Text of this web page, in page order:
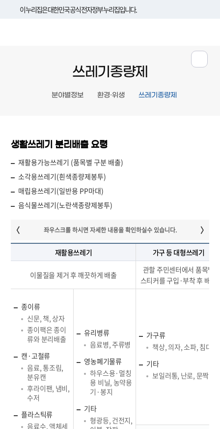
이 누리집은 대한민국 공식 전자정부 누리집입니다.
쓰레기종량제
분야별정보 환경·위생 쓰레기종량제
생활쓰레기 분리배출 요령
재활용가능쓰레기 (품목별 구분 배출)
소각용쓰레기(흰색종량제봉투)
매립용쓰레기(일반용 PP마대)
음식물쓰레기(노란색종량제봉투)
재활용쓰레기 가구 등 대형쓰레기
이물질을 제거 후 깨끗하게 배출
관할 주민센터에서 품목별
스티커를 구입·부착 후 배출
종이류
신문, 책, 상자
종이팩은 종이
류와 분리배출
캔·고철류
음료, 통조림,
분유캔
후라이팬, 냄비,
수저
플라스틱류
음료수, 액체세
유리병류
음료병, 주류병
영농폐기물류
하우스용·멀칭
용 비닐, 농약용
기·봉지
기타
형광등, 건전지,
가구류
책상, 의자, 소파, 침대
기타
보일러통, 난로, 문짝